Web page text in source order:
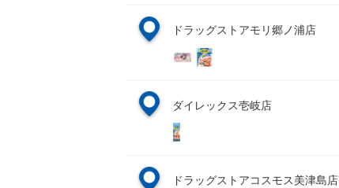
ドラッグストアモリ郷ノ浦店
ダイレックス壱岐店
ドラッグストアコスモス美津島店